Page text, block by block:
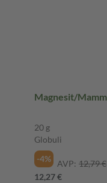
Magnesit/
20 g
Globuli
-4%
AVP: 12,79 €
12,27 €